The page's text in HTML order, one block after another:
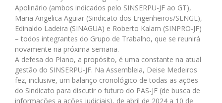
Apolinário (ambos indicados pelo SINSERPU-JF ao GT),
Maria Angelica Aguiar (Sindicato dos Engenheiros/SENGE),
Edinaldo Ladeira (SINAGUA) e Roberto Kalam (SINPRO-JF)
– todos integrantes do Grupo de Trabalho, que se reunirá
novamente na próxima semana.
A defesa do Plano, a propósito, é uma constante na atual
gestão do SINSERPU-JF. Na Assembleia, Deise Medeiros
fez, inclusive, um balanço cronológico de todas as ações
do Sindicato para discutir o futuro do PAS-JF (de busca de
informações a ações judiciais), de abril de 2024 a 10 de